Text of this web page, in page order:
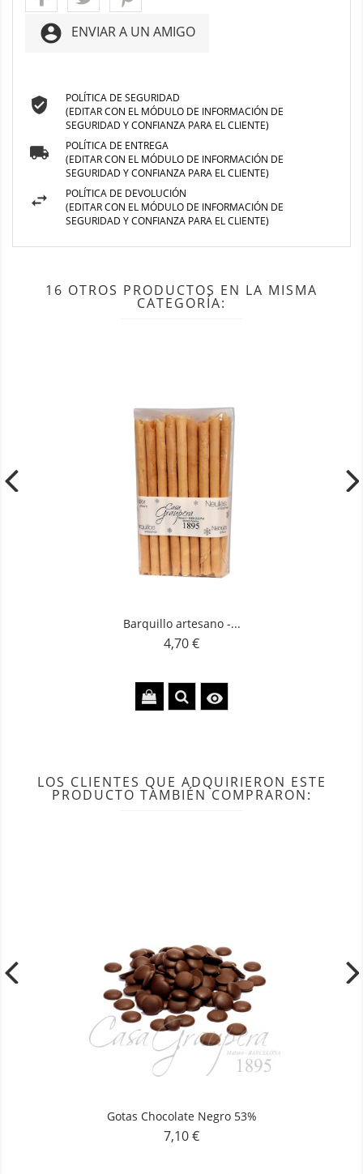
account_circle ENVIAR A UN AMIGO
POLÍTICA DE SEGURIDAD
(EDITAR CON EL MÓDULO DE INFORMACIÓN DE
SEGURIDAD Y CONFIANZA PARA EL CLIENTE)
POLÍTICA DE ENTREGA
(EDITAR CON EL MÓDULO DE INFORMACIÓN DE
SEGURIDAD Y CONFIANZA PARA EL CLIENTE)
POLÍTICA DE DEVOLUCIÓN
(EDITAR CON EL MÓDULO DE INFORMACIÓN DE
SEGURIDAD Y CONFIANZA PARA EL CLIENTE)
16 OTROS PRODUCTOS EN LA MISMA
CATEGORÍA:
Barquillo artesano -...
Precio
4,70 €

LOS CLIENTES QUE ADQUIRIERON ESTE
PRODUCTO TAMBIÉN COMPRARON:
Gotas Chocolate Negro 53%
Precio
7,10 €